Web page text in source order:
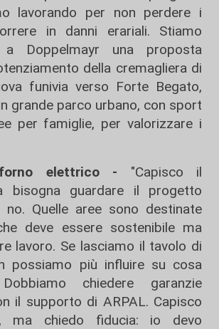
lavorando per non perdere i
in danni erariali. Stiamo
a Doppelmayr una proposta
della cremagliera di
funivia verso Forte Begato,
grande parco urbano, con sport
per famiglie, per valorizzare i
elettrico - "Capisco il
bisogna guardare il progetto
Quelle aree sono destinate
deve essere sostenibile ma
lavoro. Se lasciamo il tavolo di
possiamo più influire su cosa
chiedere garanzie
il supporto di ARPAL. Capisco
ma chiedo fiducia: io devo